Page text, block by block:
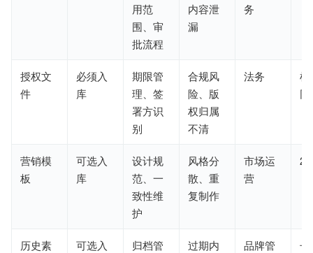
用范
围、审
批流程
内容泄
漏
务
授权文
件
必须入
库
期限管
理、签
署方识
别
合规风
险、版
权归属
不清
法务
根
同
营销模
板
可选入
库
设计规
范、一
致性维
护
风格分
散、重
复制作
市场运
营
2
历史素
可选入
归档管
过期内
品牌管
长